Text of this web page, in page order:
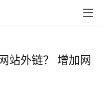
站外链？ 增加网